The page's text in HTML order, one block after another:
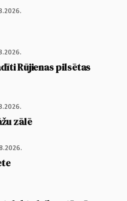
Rūjienas pilsētas
zālē